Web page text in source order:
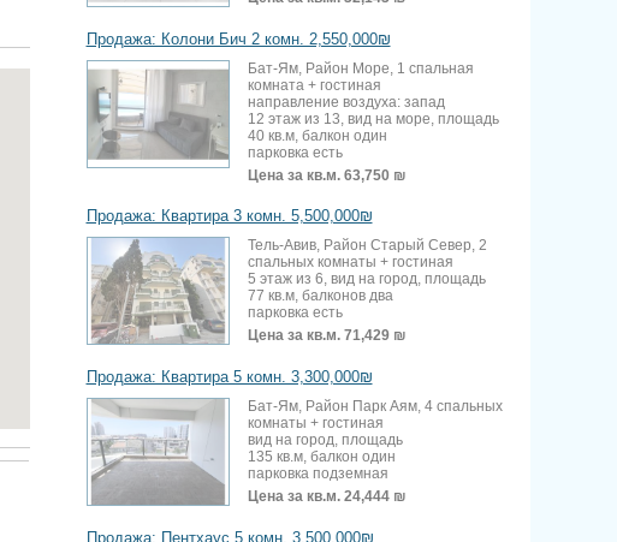
Продажа: Колони Бич 2 комн. 2,550,000₪
Бат-Ям, Район Море, 1 спальная
комната + гостиная
направление воздуха: запад
12 этаж из 13, вид на море, площадь
40 кв.м, балкон один
парковка есть
Цена за кв.м. 63,750 ₪
Продажа: Квартира 3 комн. 5,500,000₪
Тель-Авив, Район Старый Север, 2
спальных комнаты + гостиная
5 этаж из 6, вид на город, площадь
77 кв.м, балконов два
парковка есть
Цена за кв.м. 71,429 ₪
Продажа: Квартира 5 комн. 3,300,000₪
Бат-Ям, Район Парк Аям, 4 спальных
комнаты + гостиная
вид на город, площадь
135 кв.м, балкон один
парковка подземная
Цена за кв.м. 24,444 ₪
Продажа: Пентхаус 5 комн. 3,500,000₪